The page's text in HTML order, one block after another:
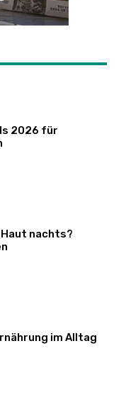
2026 für
nachts?
im Alltag